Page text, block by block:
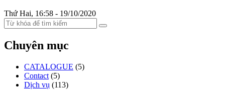
Thứ Hai, 16:58 - 19/10/2020
Chuyên mục
CATALOGUE (5)
Contact (5)
Dịch vụ (113)